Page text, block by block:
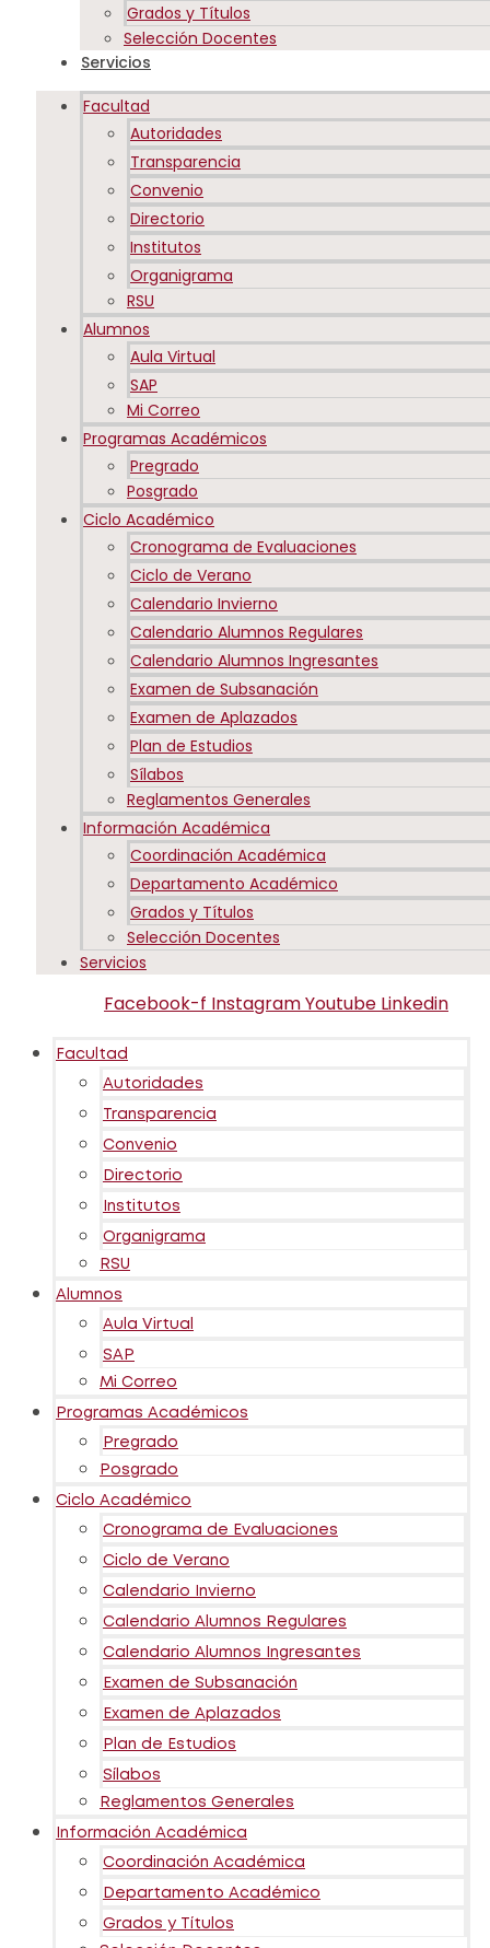
Grados y Títulos
Selección Docentes
Servicios
Facultad
Autoridades
Transparencia
Convenio
Directorio
Institutos
Organigrama
RSU
Alumnos
Aula Virtual
SAP
Mi Correo
Programas Académicos
Pregrado
Posgrado
Ciclo Académico
Cronograma de Evaluaciones
Ciclo de Verano
Calendario Invierno
Calendario Alumnos Regulares
Calendario Alumnos Ingresantes
Examen de Subsanación
Examen de Aplazados
Plan de Estudios
Sílabos
Reglamentos Generales
Información Académica
Coordinación Académica
Departamento Académico
Grados y Títulos
Selección Docentes
Servicios
Facebook-f InstagramYoutube Linkedin
Facultad
Autoridades
Transparencia
Convenio
Directorio
Institutos
Organigrama
RSU
Alumnos
Aula Virtual
SAP
Mi Correo
Programas Académicos
Pregrado
Posgrado
Ciclo Académico
Cronograma de Evaluaciones
Ciclo de Verano
Calendario Invierno
Calendario Alumnos Regulares
Calendario Alumnos Ingresantes
Examen de Subsanación
Examen de Aplazados
Plan de Estudios
Sílabos
Reglamentos Generales
Información Académica
Coordinación Académica
Departamento Académico
Grados y Títulos